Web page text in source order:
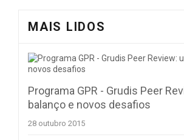
MAIS LIDOS
Programa GPR - Grudis Peer
balanço e novos desafios
28 outubro 2015